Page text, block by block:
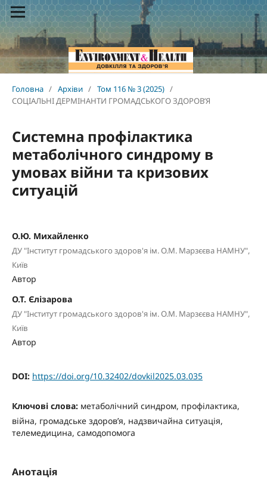
Головна / Архіви / Том 116 № 3 (2025) /
СОЦІАЛЬНІ ДЕРМІНАНТИ ГРОМАДСЬКОГО ЗДОРОВ’Я
Системна профілактика
метаболічного синдрому в
умовах війни та кризових
ситуацій
О.Ю. Михайленко
ДУ "Інститут громадського здоров'я ім. О.М. Марзєєва НАМНУ",
Київ
Автор
О.Т. Єлізарова
ДУ "Інститут громадського здоров'я ім. О.М. Марзєєва НАМНУ",
Київ
Автор
DOI: https://doi.org/10.32402/dovkil2025.03.035
Ключові слова: метаболічний синдром, профілактика,
війна, громадське здоров’я, надзвичайна ситуація,
телемедицина, самодопомога
Анотація